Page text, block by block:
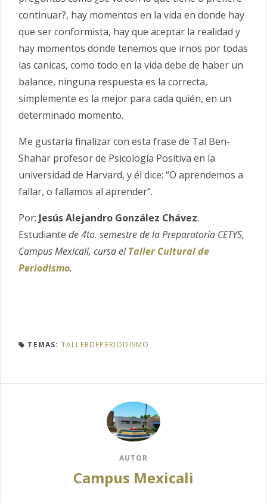
continuar?, hay momentos en la vida en donde hay
que ser conformista, hay que aceptar la realidad y
hay momentos donde tenemos que irnos por todas
las canicas, como todo en la vida debe de haber un
balance, ninguna respuesta es la correcta,
simplemente es la mejor para cada quién, en un
determinado momento.
Me gustaría finalizar con esta frase de Tal Ben-
Shahar profesor de Psicología Positiva en la
universidad de Harvard, y él dice: “O aprendemos a
fallar, o fallamos al aprender”.
Por: Jesús Alejandro González Chávez.
Estudiante de 4to. semestre de la Preparatoria CETYS,
Campus Mexicali, cursa elTaller Cultural de
Periodismo.
TEMAS: TALLERDEPERIODISMO
AUTOR
Campus Mexicali